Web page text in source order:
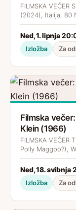
FILMSKA VEČER
(2024), Italija, 80
Ned, 1. lipnja·
Izložba Za
Filmska
Klein (1966)
FILMSKA
Polly Maggoo?),
Ned, 18. svibnja·
Izložba Za